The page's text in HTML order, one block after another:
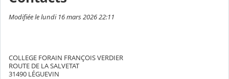
Modifiée le lundi 16 mars 2026 22:11
COLLEGE FORAIN FRANÇOIS VERDIER
ROUTE DE LA SALVETAT
31490 LÉGUEVIN